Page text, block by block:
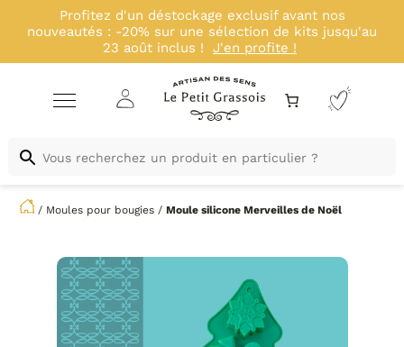
Profitez d'un déstockage exclusif avant nos
nouveautés : -20% sur une sélection de kits jusqu'au
23 août inclus !
J'en profite !
/ Moules pour bougies /Moule siliconeMerveilles de Noël